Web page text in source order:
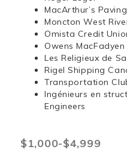
MacArthur’s
Moncton West
Omista Credit
Owens MacFadyen
Les Religieux de
Rigel Shipping
Transportation
Ingénieurs en
Engineers
$1,000-$4,999